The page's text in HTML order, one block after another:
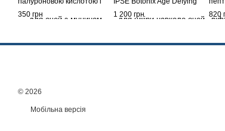
пептидним комплексом
Deoproce Whitening & Anti-
350 грн
Eye Concentrate
1 200 грн 820
© 2026
Мобільна версія